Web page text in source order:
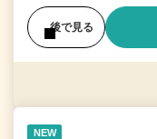
後で見る
NEW